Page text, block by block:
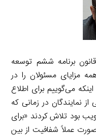
سال ۹۶ بر اساس ماده ۲۹ قانون برنامه ششم توسعه
مزایای مسئولان را در
می‌گوییم برای اطلاع
نمایندگان در زمانی که
تصویب بود تلاش کردند «برای
عملاً شفافیت از بین